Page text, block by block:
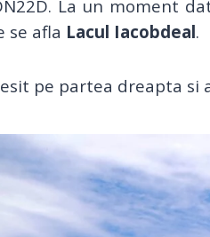
La un moment
se afla Lacul Iacobdeal.
pe partea dreapta si